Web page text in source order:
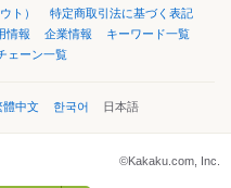
ト）
特定商取引法に基づく表記
情報 企業情報
キーワード一覧
ェーン一覧
體中文 한국어 日本語
©Kakaku.com, Inc.